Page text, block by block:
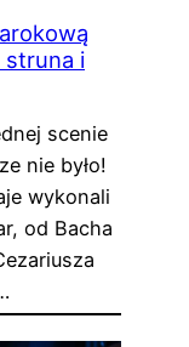
struna i
scenie
nie było!
wykonali
od Bacha